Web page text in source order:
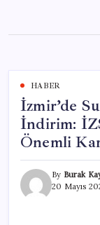
content
HABER
İzmir’de
İndirim:
Önemli
By Burak
20 Mayıs